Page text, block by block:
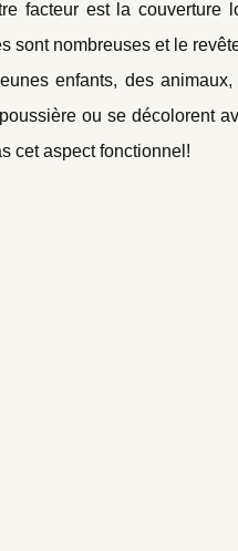
facteur est la
sont nombreuses et le
enfants, des
ou se décolorent
cet aspect fonctionnel!